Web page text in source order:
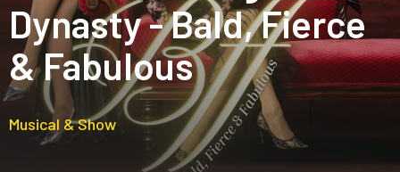
Dynasty - Bald, Fierce
& Fabulous
Musical & Show